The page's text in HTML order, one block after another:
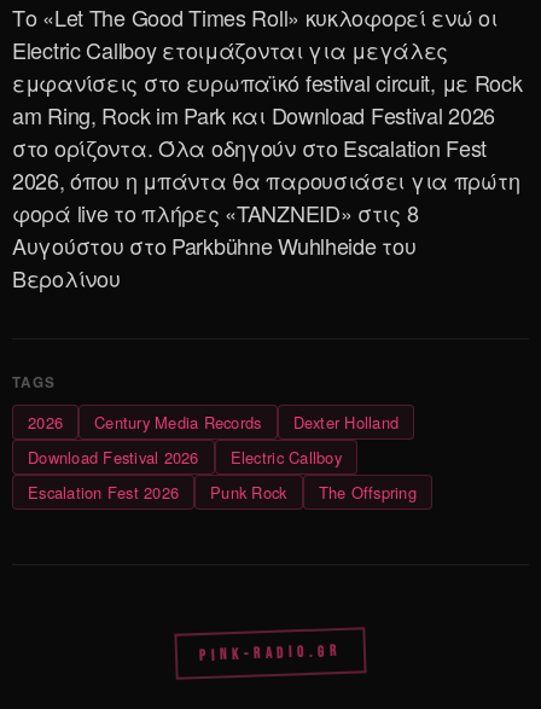
Το «Let The Good Times Roll» κυκλοφορεί ενώ οι
Electric Callboy ετοιμάζονται για μεγάλες
εμφανίσεις στο ευρωπαϊκό festival circuit, με Rock
am Ring, Rock im Park και Download Festival 2026
στο ορίζοντα. Όλα οδηγούν στο Escalation Fest
2026, όπου η μπάντα θα παρουσιάσει για πρώτη
φορά live το πλήρες «TANZNEID» στις 8
Αυγούστου στο Parkbühne Wuhlheide του
Βερολίνου
2026 Century Media Records
Dexter Holland
Download Festival 2026
Electric Callboy
Escalation Fest 2026
Punk Rock The Offspring
PINK-RADIO.GR